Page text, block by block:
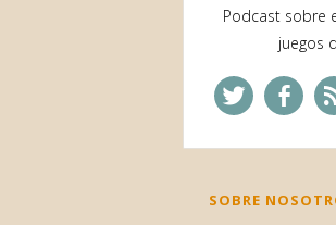
Podcast sobre
juegos
SKIP
SOBRE